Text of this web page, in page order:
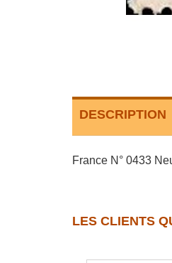
DESCRIPTION
France N° 0433
LES CLIENTS